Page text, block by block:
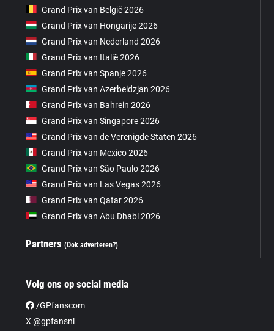
Grand Prix van België 2026
Grand Prix van Hongarije 2026
Grand Prix van Nederland 2026
Grand Prix van Italië 2026
Grand Prix van Spanje 2026
Grand Prix van Azerbeidzjan 2026
Grand Prix van Bahrein 2026
Grand Prix van Singapore 2026
Grand Prix van de Verenigde Staten 2026
Grand Prix van Mexico 2026
Grand Prix van São Paulo 2026
Grand Prix van Las Vegas 2026
Grand Prix van Qatar 2026
Grand Prix van Abu Dhabi 2026
Partners(Ook adverteren?)
Volg ons op social media
/GPfanscom
X @gpfansnl